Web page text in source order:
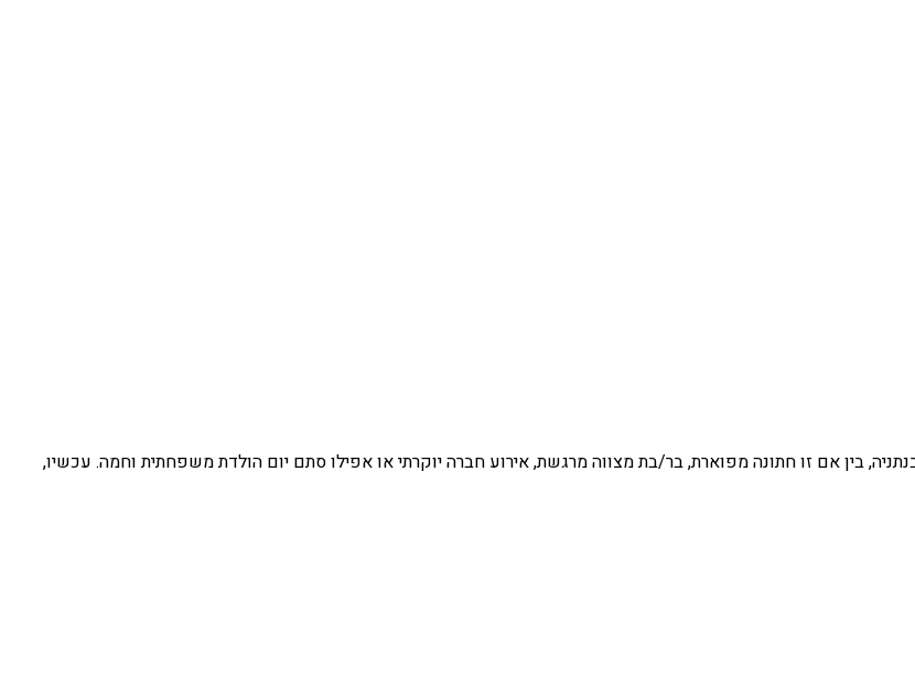
בנתניה, בין אם זו חתונה מפוארת, בר/בת מצווה מרגשת, אירוע חברה יוקרתי או אפילו סתם יום הולדת משפחתית וחמה. עכשיו,